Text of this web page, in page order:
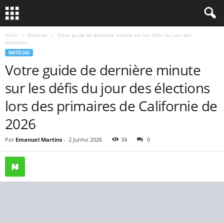
Início Notícias
Votre guide de dernière minute sur les défis du jour des
élections...
NOTÍCIAS
Votre guide de dernière minute
sur les défis du jour des élections
lors des primaires de Californie de
2026
Por Emanuel Martins - 2 Junho 2026 34 0